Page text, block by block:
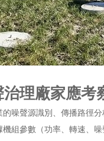
理廠家應考
噪聲源識別、傳播路徑
組參數（功率、轉速、